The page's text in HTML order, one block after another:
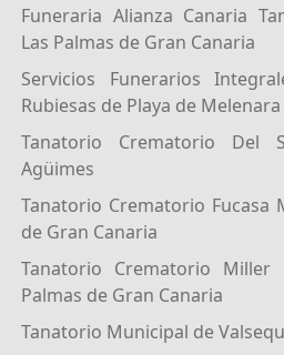
Funeraria Alianza Canaria
Las Palmas de Gran Canaria
Servicios Funerarios
Rubiesas de Playa de Melenara
Tanatorio Crematorio Del
Agüimes
Tanatorio Crematorio Fucasa
de Gran Canaria
Tanatorio Crematorio
Palmas de Gran Canaria
Tanatorio Municipal de